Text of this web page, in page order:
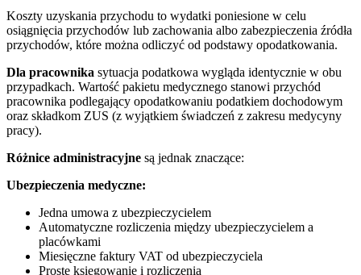
Koszty uzyskania przychodu to wydatki poniesione w celu
osiągnięcia przychodów lub zachowania albo zabezpieczenia źródła
przychodów, które można odliczyć od podstawy opodatkowania.
Dla pracownika sytuacja podatkowa wygląda identycznie w obu
przypadkach. Wartość pakietu medycznego stanowi przychód
pracownika podlegający opodatkowaniu podatkiem dochodowym
oraz składkom ZUS (z wyjątkiem świadczeń z zakresu medycyny
pracy).
Różnice administracyjne są jednak znaczące:
Ubezpieczenia medyczne:
Jedna umowa z ubezpieczycielem
Automatyczne rozliczenia między ubezpieczycielem a
placówkami
Miesięczne faktury VAT od ubezpieczyciela
Proste księgowanie i rozliczenia